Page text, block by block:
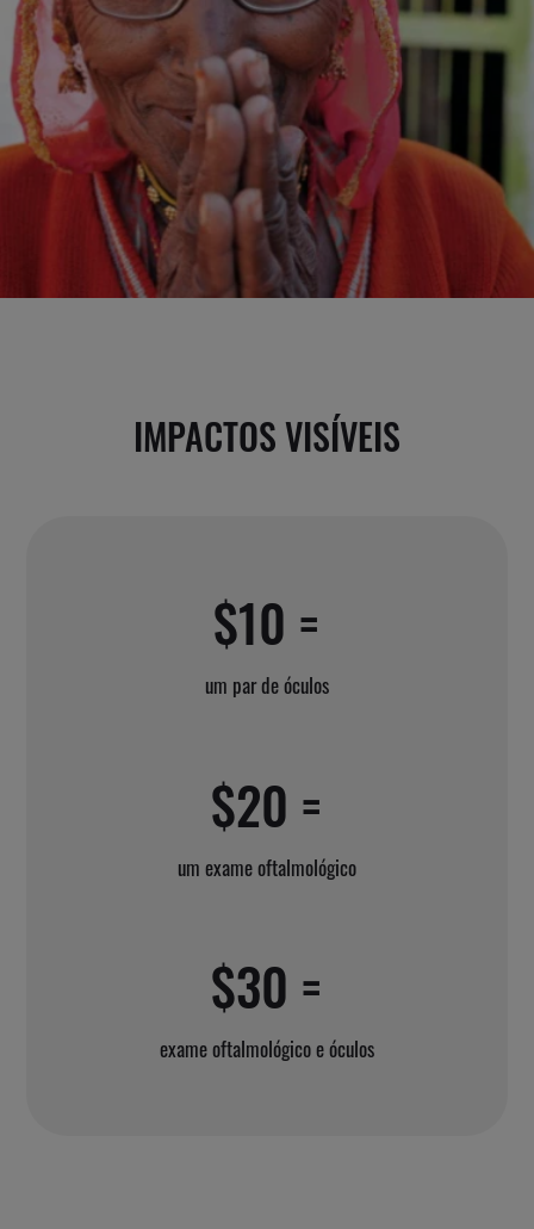
IMPACTOS VISÍVEIS
$10 =
um par de óculos
$20 =
um exame oftalmológico
$30 =
exame oftalmológico e óculos